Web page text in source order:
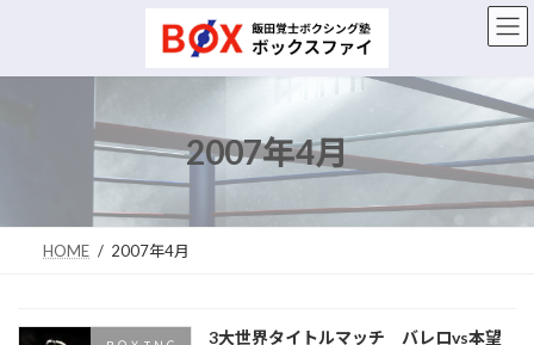
ン
プ
ー
動
2007年4月
HOME 2007年4月
3大世界タイトルマッチ バレロvs本望